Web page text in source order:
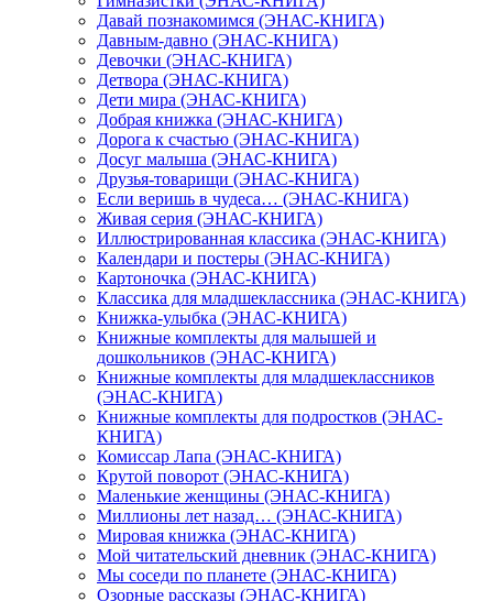
Давай познакомимся (ЭНАС-КНИГА)
Давным-давно (ЭНАС-КНИГА)
Девочки (ЭНАС-КНИГА)
Детвора (ЭНАС-КНИГА)
Дети мира (ЭНАС-КНИГА)
Добрая книжка (ЭНАС-КНИГА)
Дорога к счастью (ЭНАС-КНИГА)
Досуг малыша (ЭНАС-КНИГА)
Друзья-товарищи (ЭНАС-КНИГА)
Если веришь в чудеса… (ЭНАС-КНИГА)
Живая серия (ЭНАС-КНИГА)
Иллюстрированная классика (ЭНАС-КНИГА)
Календари и постеры (ЭНАС-КНИГА)
Картоночка (ЭНАС-КНИГА)
Классика для младшеклассника (ЭНАС-КНИГА)
Книжка-улыбка (ЭНАС-КНИГА)
Книжные комплекты для малышей и
дошкольников (ЭНАС-КНИГА)
Книжные комплекты для младшеклассников
(ЭНАС-КНИГА)
Книжные комплекты для подростков (ЭНАС-
КНИГА)
Комиссар Лапа (ЭНАС-КНИГА)
Крутой поворот (ЭНАС-КНИГА)
Маленькие женщины (ЭНАС-КНИГА)
Миллионы лет назад… (ЭНАС-КНИГА)
Мировая книжка (ЭНАС-КНИГА)
Мой читательский дневник (ЭНАС-КНИГА)
Мы соседи по планете (ЭНАС-КНИГА)
Озорные рассказы (ЭНАС-КНИГА)